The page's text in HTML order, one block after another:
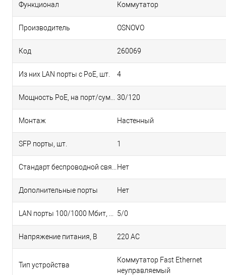
Функционал Коммутатор
Производитель OSNOVO
Код 260069
Из них LAN порты с PoE, шт. 4
30/120
Монтаж Настенный
SFP порты, шт. 1
Нет
Дополнительные порты Нет
5/0
Напряжение питания, В 220 AC
Тип устройства
Коммутатор Fast Ethernet
неуправляемый